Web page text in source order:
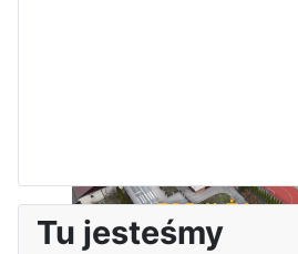
Tu jesteśmy